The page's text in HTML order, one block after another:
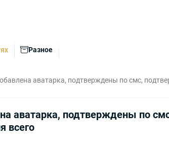
Разное
аватарка, подтверждены по смс,
аватарка, подтверждены по
всего